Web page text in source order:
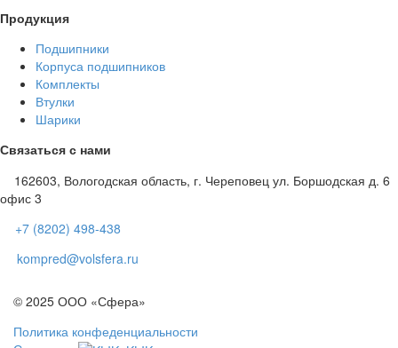
Продукция
Подшипники
Корпуса подшипников
Комплекты
Втулки
Шарики
Связаться с нами
162603, Вологодская область, г. Череповец ул. Боршодская д. 6
офис 3
+7 (8202) 498-438
kompred@volsfera.ru
© 2025 ООО «Сфера»
Политика конфеденциальности